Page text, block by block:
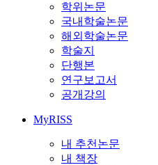
학위논문
국내학술논문
해외학술논문
학술지
단행본
연구보고서
공개강의
MyRISS
내 추천논문
내 책장